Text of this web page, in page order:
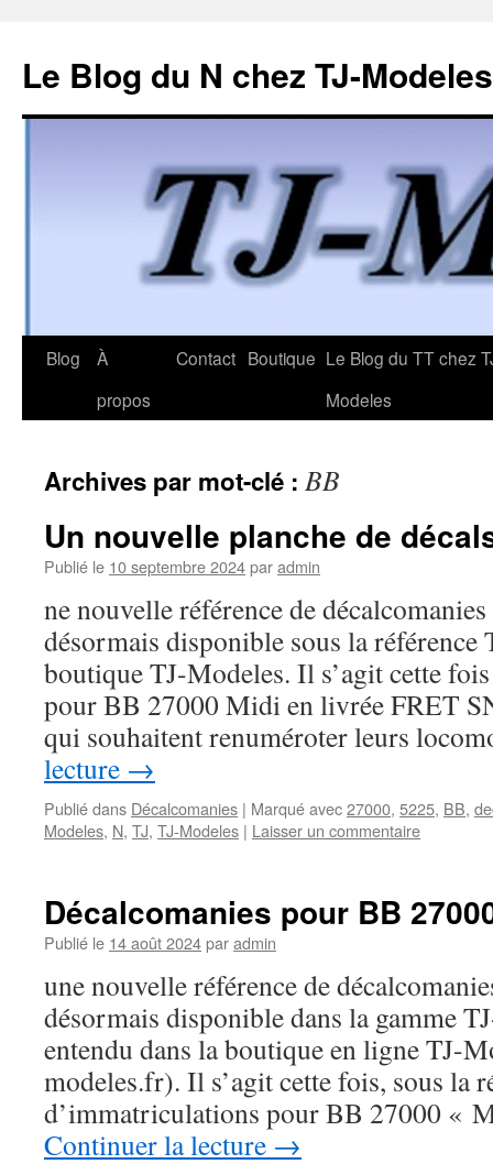
Le Blog du N chez TJ-Modeles
Aller
Blog
À
propos
Contact Boutique Le Blog du TT chez
Modeles
Archives par mot-clé : BB
Un nouvelle planche de
Publié le 10 septembre 2024paradmin
ne nouvelle référence de
désormais disponible sous la référence
boutique TJ-Modeles. Il s’agit cette
pour BB 27000 Midi en livrée FRET
qui souhaitent renuméroter leurs
lecture →
Publié dans Décalcomanies | Marqué avec27000, 5225, BB,
Modeles, N, TJ, TJ-Modeles | Laisser un commentaire
Décalcomanies pour BB
Publié le 14 août 2024paradmin
une nouvelle référence de
désormais disponible dans la gamme
entendu dans la boutique en ligne TJ-
modeles.fr). Il s’agit cette fois, sous la
d’immatriculations pour BB 27000 «
Continuer la lecture →